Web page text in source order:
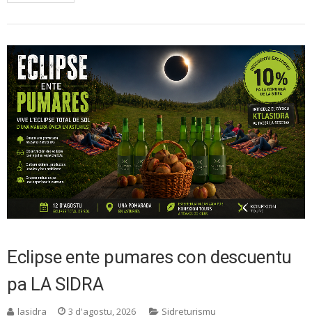
Eclipse ente pumares con descuentu
pa LA SIDRA
lasidra 3 d'agostu, 2026 Sidreturismu